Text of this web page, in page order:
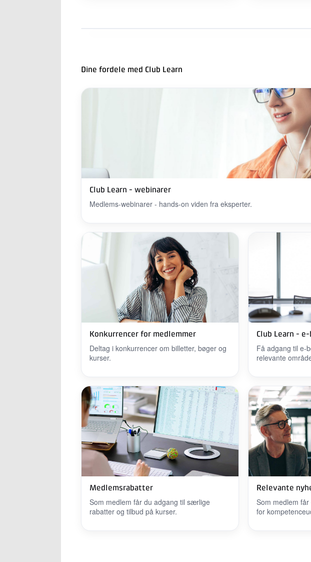
Dine fordele med Club Learn
Club Learn - webinarer
Medlems-webinarer - hands-on viden fra eksperter.
Konkurrencer for medlemmer
Deltag i konkurrencer om billetter, bøger og
kurser.
Club Learn -
Få adgang til e-
relevante
Medlemsrabatter
Som medlem får du adgang til særlige
rabatter og tilbud på kurser.
Relevante
Som medlem
for